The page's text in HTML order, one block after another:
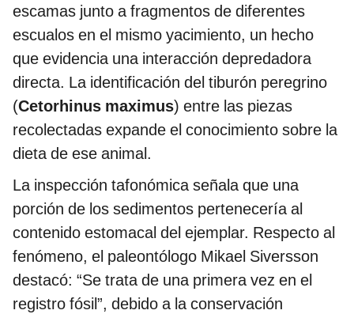
escamas junto a fragmentos de diferentes
escualos en el mismo yacimiento, un hecho
que evidencia una interacción depredadora
directa. La identificación del tiburón peregrino
(Cetorhinus maximus) entre las piezas
recolectadas expande el conocimiento sobre la
dieta de ese animal.
La inspección tafonómica señala que una
porción de los sedimentos pertenecería al
contenido estomacal del ejemplar. Respecto al
fenómeno, el paleontólogo Mikael Siversson
destacó: “Se trata de una primera vez en el
registro fósil”, debido a la conservación